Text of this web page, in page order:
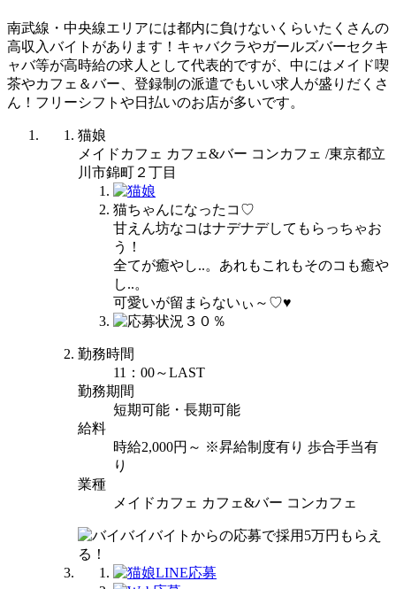
南武線・中央線エリアには都内に負けないくらいたくさんの
高収入バイトがあります！キャバクラやガールズバーセクキ
ャバ等が高時給の求人として代表的ですが、中にはメイド喫
茶やカフェ＆バー、登録制の派遣でもいい求人が盛りだくさ
ん！フリーシフトや日払いのお店が多いです。
猫娘
メイドカフェ カフェ&バー コンカフェ /東京都立
川市錦町２丁目
猫ちゃんになったコ♡
甘えん坊なコはナデナデしてもらっちゃお
う！
全てが癒やし..。あれもこれもそのコも癒や
し..。
可愛いが留まらないぃ～♡♥
勤務時間
11：00～LAST
勤務期間
短期可能・長期可能
給料
時給2,000円～ ※昇給制度有り 歩合手当有
り
業種
メイドカフェ カフェ&バー コンカフェ